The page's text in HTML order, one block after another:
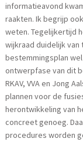
informatieavond
raakten. Ik begrijp
weten. Tegelijkertijd
wijkraad duidelijk
bestemmingsplan
ontwerpfase van dit
RKAV, VVA en Jong
plannen voor de
herontwikkeling van
concreet genoeg.
procedures worden